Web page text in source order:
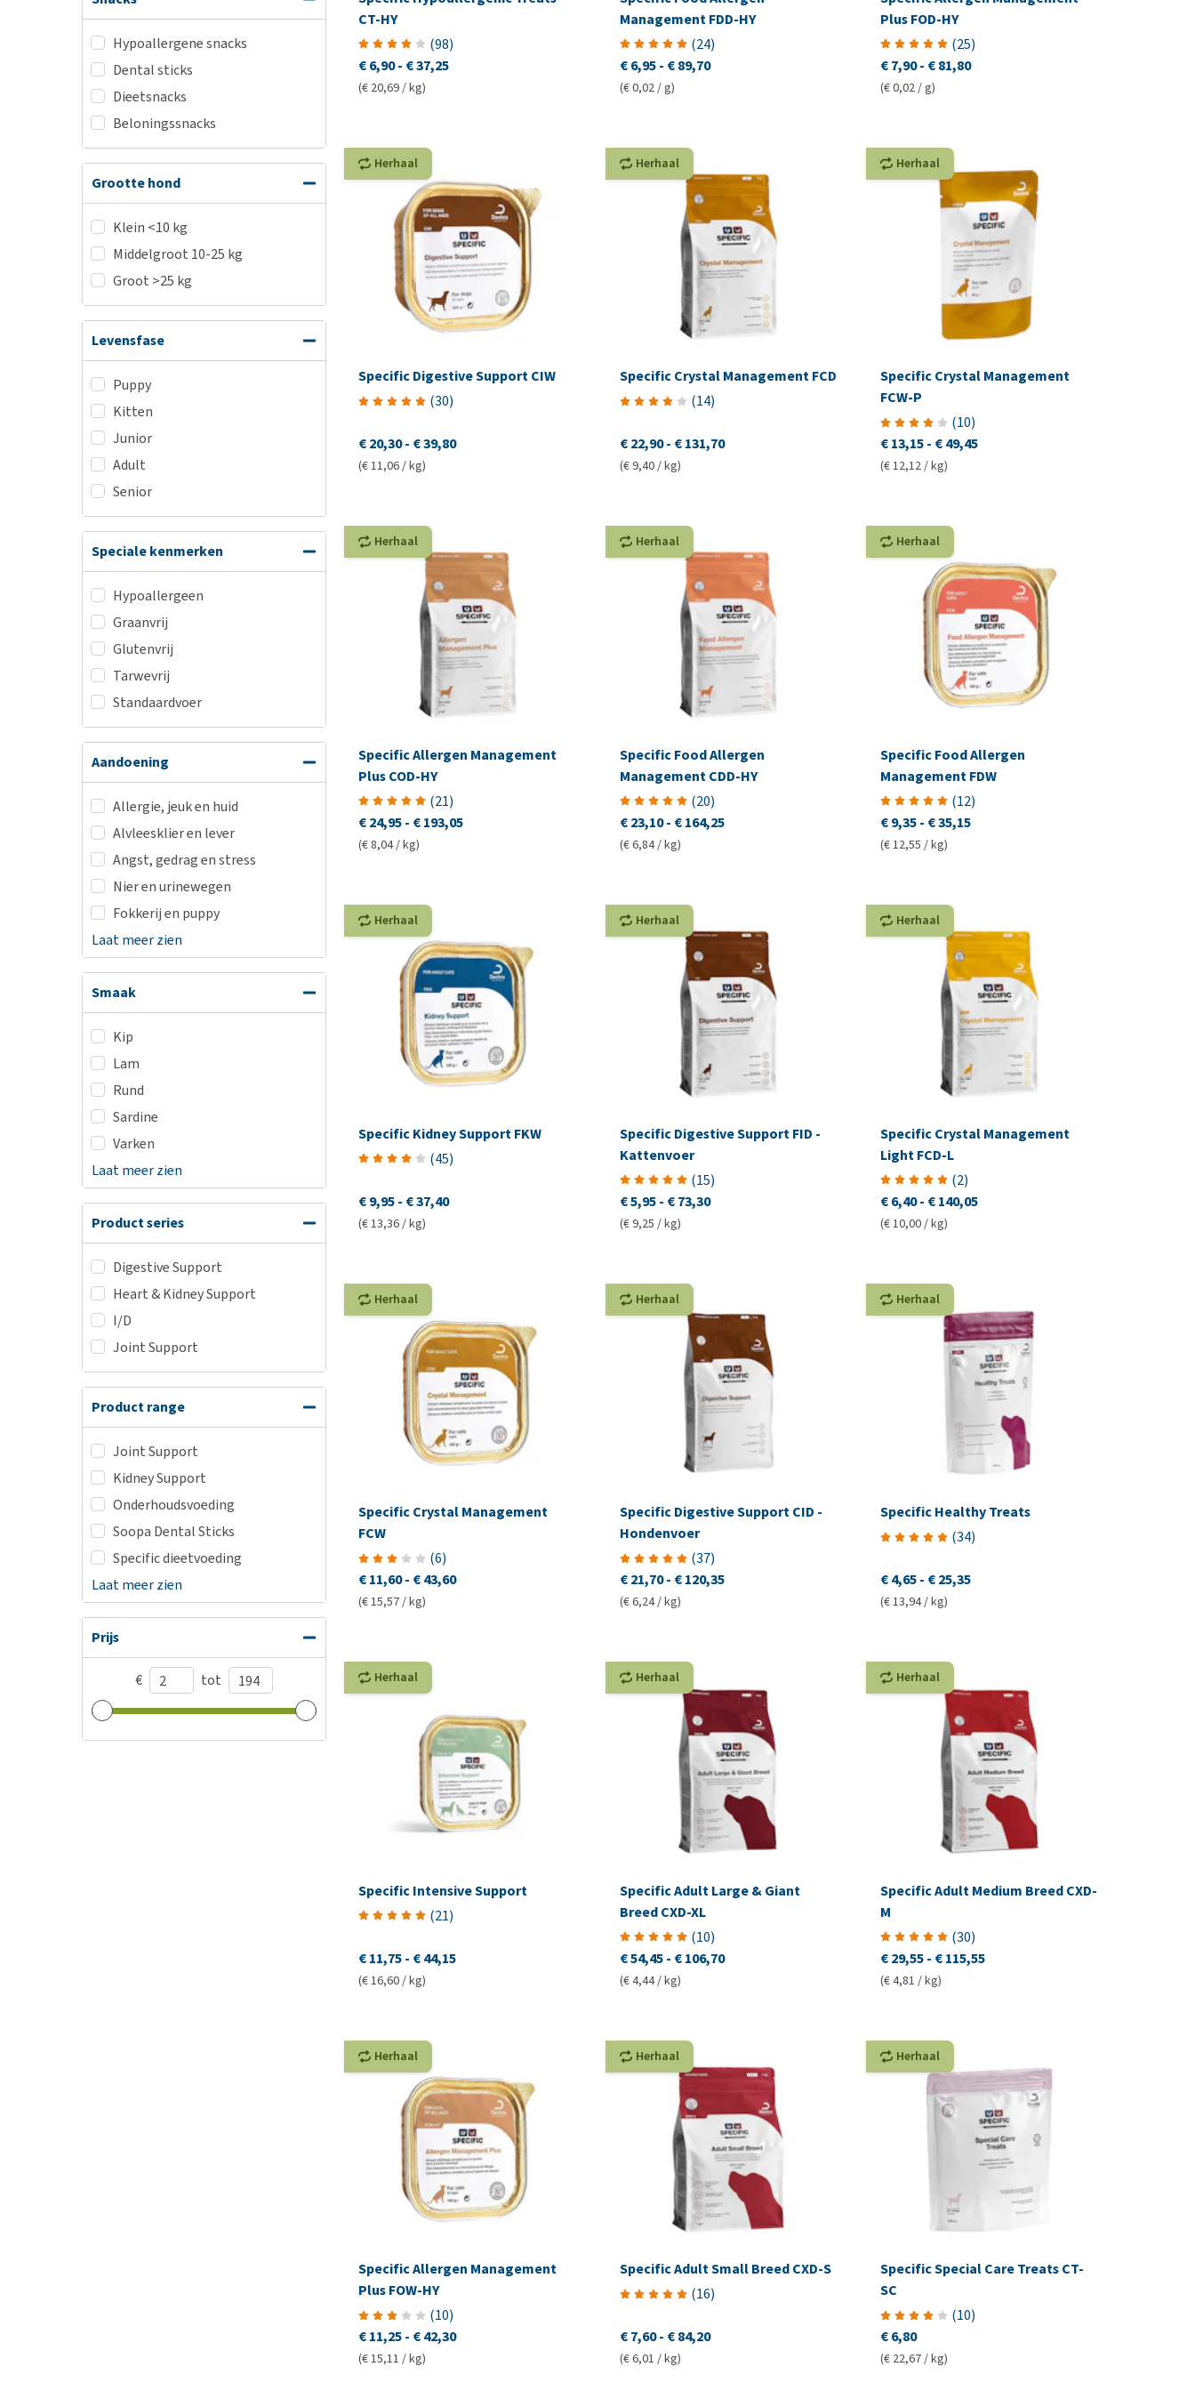
Hypoallergene snacks
Dental sticks
Dieetsnacks
Beloningssnacks
Grootte hond
Klein <10 kg
Middelgroot 10-25 kg
Groot >25 kg
Levensfase
Puppy
Kitten
Junior
Adult
Senior
Speciale kenmerken
Hypoallergeen
Graanvrij
Glutenvrij
Tarwevrij
Standaardvoer
Aandoening
Allergie, jeuk en huid
Alvleesklier en lever
Angst, gedrag en stress
Nier en urinewegen
Fokkerij en puppy
Laat meer zien
Smaak
Kip
Lam
Rund
Sardine
Varken
Laat meer zien
Product series
Digestive Support
Heart & Kidney Support
I/D
Joint Support
Product range
Joint Support
Kidney Support
Onderhoudsvoeding
Soopa Dental Sticks
Specific dieetvoeding
Laat meer zien
Prijs
€ tot
CT-HY
(98)
€ 6,90- € 37,25
(€ 20,69 / kg)
Management FDD-HY
(24)
€ 6,95 - € 89,70
(€ 0,02 / g)
Plus FOD-HY
(25)
€ 7,90- € 81,80
(€ 0,02 / g)
Herhaal
Specific Digestive Support CIW
(30)
€ 20,30- € 39,80
(€ 11,06 / kg)
Herhaal
Specific Crystal Management FCD
(14)
€ 22,90 - € 131,70
(€ 9,40 / kg)
Herhaal
Specific Crystal Management
FCW-P
(10)
€ 13,15- € 49,45
(€ 12,12 / kg)
Herhaal
Specific Allergen Management
Plus COD-HY
(21)
€ 24,95- € 193,05
(€ 8,04 / kg)
Herhaal
Specific Food Allergen
Management CDD-HY
(20)
€ 23,10 - € 164,25
(€ 6,84 / kg)
Herhaal
Specific Food Allergen
Management FDW
(12)
€ 9,35- € 35,15
(€ 12,55 / kg)
Herhaal
Specific Kidney Support FKW
(45)
€ 9,95- € 37,40
(€ 13,36 / kg)
Herhaal
Specific Digestive Support FID -
Kattenvoer
(15)
€ 5,95 - € 73,30
(€ 9,25 / kg)
Herhaal
Specific Crystal Management
Light FCD-L
(2)
€ 6,40- € 140,05
(€ 10,00 / kg)
Herhaal
Specific Crystal Management
FCW
(6)
€ 11,60- € 43,60
(€ 15,57 / kg)
Herhaal
Specific Digestive Support CID -
Hondenvoer
(37)
€ 21,70 - € 120,35
(€ 6,24 / kg)
Herhaal
Specific Healthy Treats
(34)
€ 4,65- € 25,35
(€ 13,94 / kg)
Herhaal
Specific Intensive Support
(21)
€ 11,75- € 44,15
(€ 16,60 / kg)
Herhaal
Specific Adult Large & Giant
Breed CXD-XL
(10)
€ 54,45 - € 106,70
(€ 4,44 / kg)
Herhaal
Specific Adult Medium Breed CXD-
M
(30)
€ 29,55- € 115,55
(€ 4,81 / kg)
Herhaal
Specific Allergen Management
Plus FOW-HY
(10)
€ 11,25- € 42,30
(€ 15,11 / kg)
Herhaal
Specific Adult Small Breed CXD-S
(16)
€ 7,60 - € 84,20
(€ 6,01 / kg)
Herhaal
Specific Special Care Treats CT-
SC
(10)
€ 6,80
(€ 22,67 / kg)